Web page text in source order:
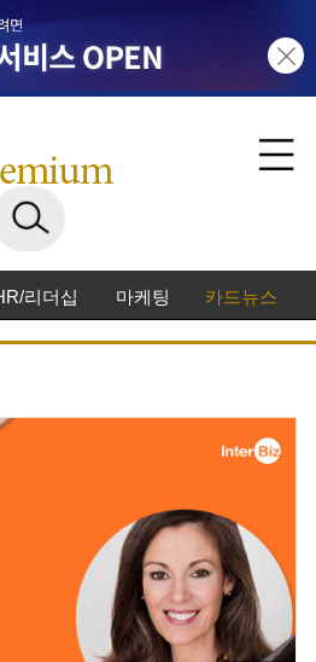
리더십 마케팅 카드뉴스